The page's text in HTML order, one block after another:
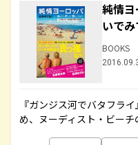
純情
いでみ
BOOKS
『ガンジス河でバタフラ
め、ヌーディスト・ビーチ